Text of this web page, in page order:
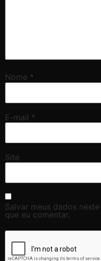
Nome *
E-mail *
Site
Salvar meus dados
que eu comentar.